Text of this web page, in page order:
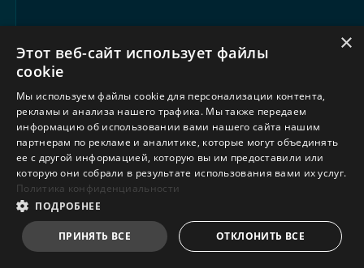
×
Этот веб-сайт использует файлы
cookie
Мы используем файлы cookie для персонализации контента,
рекламы и анализа нашего трафика. Мы также передаем
информацию об использовании вами нашего сайта нашим
партнерам по рекламе и аналитике, которые могут объединять
ее с другой информацией, которую вы им предоставили или
которую они собрали в результате использования вами их услуг.
Политика конфиденциальности
ПОДРОБНЕЕ
ПРИНЯТЬ ВСЕ ОТКЛОНИТЬ ВСЕ